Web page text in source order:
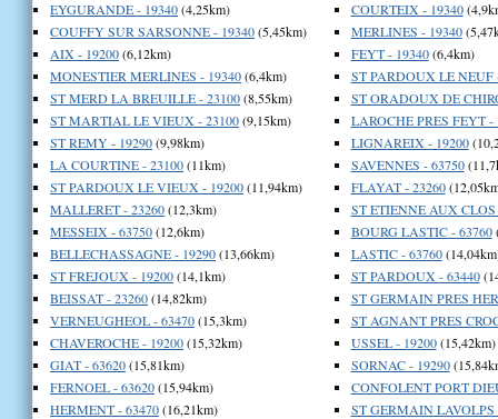
EYGURANDE - 19340(4,25km)
COUFFY SUR SARSONNE - 19340(5,45km)
AIX - 19200(6,12km)
MONESTIER MERLINES - 19340(6,4km)
ST MERD LA BREUILLE - 23100(8,55km)
ST MARTIAL LE VIEUX - 23100(9,15km)
ST REMY - 19290(9,98km)
LA COURTINE - 23100(11km)
ST PARDOUX LE VIEUX - 19200(11,94km)
MALLERET - 23260(12,3km)
MESSEIX - 63750(12,6km)
BELLECHASSAGNE - 19290(13,66km)
ST FREJOUX - 19200(14,1km)
BEISSAT - 23260(14,82km)
VERNEUGHEOL - 63470(15,3km)
CHAVEROCHE - 19200(15,32km)
GIAT - 63620(15,81km)
FERNOEL - 63620(15,94km)
HERMENT - 63470(16,21km)
COURTEIX - 19340
MERLINES - 19340
FEYT - 19340(6,4km)
ST PARDOUX LE NEUF
ST ORADOUX DE
LAROCHE PRES FEYT -
LIGNAREIX - 19200
SAVENNES - 63750
FLAYAT - 23260
ST ETIENNE AUX CLOS
BOURG LASTIC - 63760
LASTIC - 63760
ST PARDOUX - 63440
ST GERMAIN PRES
ST AGNANT PRES
USSEL - 19200(15,42km)
SORNAC - 19290
CONFOLENT PORT
ST GERMAIN LAVOLPS